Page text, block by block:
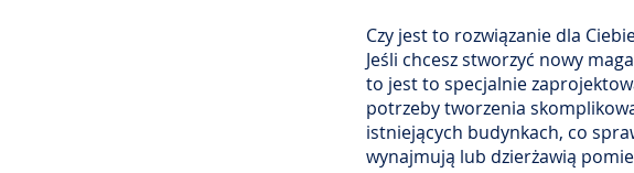
Czy jest to rozwiązanie dla
Jeśli chcesz stworzyć nowy
to jest to specjalnie
potrzeby tworzenia
istniejących budynkach, co
wynajmują lub dzierżawią